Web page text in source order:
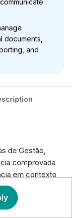
and
de Gestão,
comprovada
em contexto
prático de
análise e